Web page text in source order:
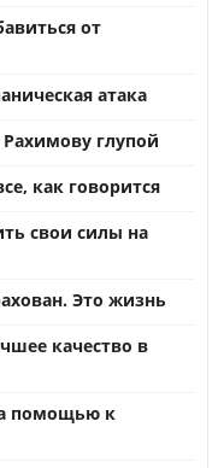
от
атака
глупой
как говорится
свои силы на
Это жизнь
качество в
помощью к